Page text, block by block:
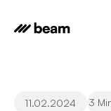
11.02.2024 3